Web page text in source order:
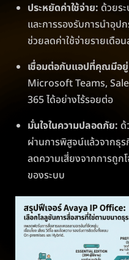
ประหยัดค่าใช้จ่าย: ด้วยร
และการรองรับการนำอุป
ช่วยลดค่าใช้จ่ายรายเดือ
เชื่อมต่อกับแอปที่คุณมีอ
Microsoft Teams,
365 ได้อย่างไร้รอยต่อ
มั่นใจในความปลอดภัย: ด้
ผ่านการพิสูจน์แล้วจากธุ
ลดความเสี่ยงจากการถูก
ของระบบ